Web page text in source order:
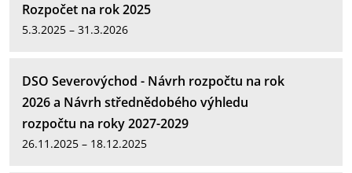
Rozpočet na rok 2025
5.3.2025 – 31.3.2026
DSO Severovýchod - Návrh rozpočtu na rok
2026 a Návrh střednědobého výhledu
rozpočtu na roky 2027-2029
26.11.2025 – 18.12.2025